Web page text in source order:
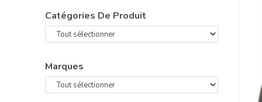
Catégories De Produit
Marques